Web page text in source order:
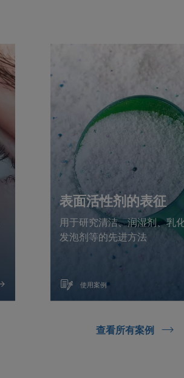
表面活性剂的表征
用于研究清洁、润湿剂、乳化
发泡剂等的先进方法
使用案例
查看所有案例